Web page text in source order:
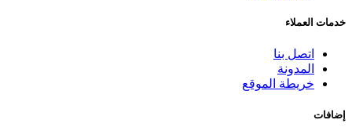
خدمات العملاء
اتصل بنا
المدونة
خريطة الموقع
إضافات